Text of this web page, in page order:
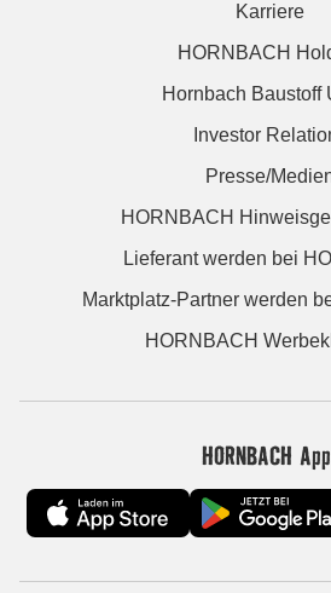
Karriere
HORNBACH
Hornbach Baustoff
Investor
Presse/
HORNBACH
Lieferant werden bei
Marktplatz-Partner werden
HORNBACH
HORNBACH